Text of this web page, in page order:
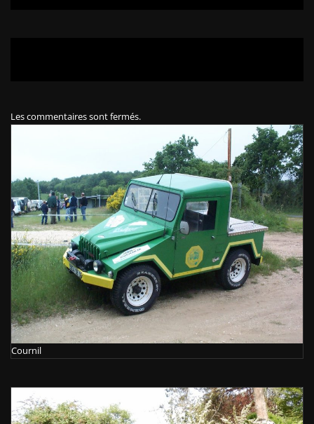
Les commentaires sont fermés.
Cournil